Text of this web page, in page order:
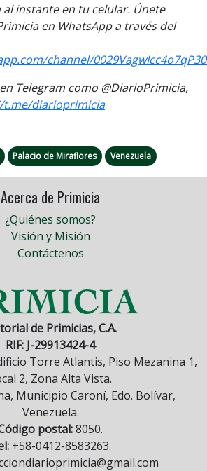
instante en tu celular. Únete
en WhatsApp a través del
channel/
Telegram como @DiarioPrimicia,
diarioprimicia
Palacio de Miraflores Venezuela
Acerca de Primicia
¿Quiénes somos?
Visión y Misión
Contáctenos
de Primicias, C.A.
RIF: J-29913424-4
Torre Atlantis, Piso Mezanina 1,
2, Zona Alta Vista.
Municipio Caroní, Edo. Bolívar,
Venezuela.
postal:8050.
+58-0412-8583263.